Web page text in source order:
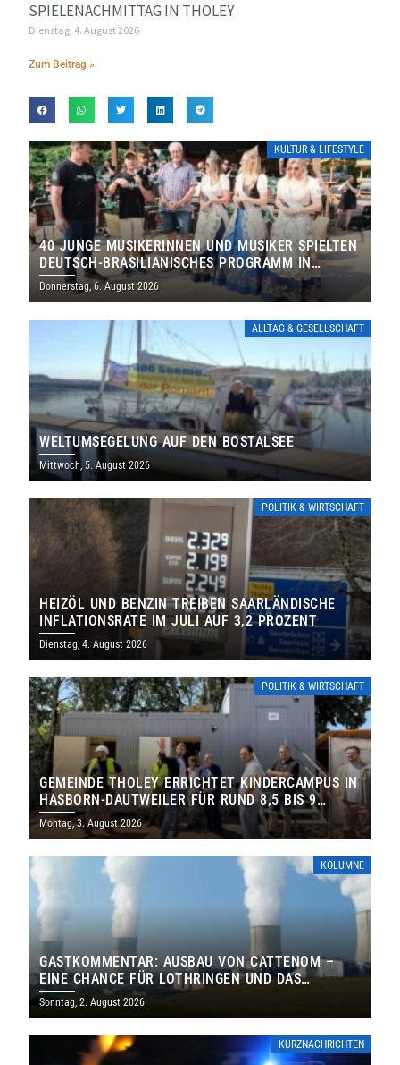
SPIELENACHMITTAG IN THOLEY
Dienstag, 4. August 2026
Zum Beitrag »
KULTUR & LIFESTYLE
40 JUNGE MUSIKERINNEN UND MUSIKER SPIELTEN
DEUTSCH-BRASILIANISCHES PROGRAMM IN
THOLEY
Donnerstag, 6. August 2026
ALLTAG & GESELLSCHAFT
WELTUMSEGELUNG AUF DEN BOSTALSEE
Mittwoch, 5. August 2026
POLITIK & WIRTSCHAFT
HEIZÖL UND BENZIN TREIBEN SAARLÄNDISCHE
INFLATIONSRATE IM JULI AUF 3,2 PROZENT
Dienstag, 4. August 2026
POLITIK & WIRTSCHAFT
GEMEINDE THOLEY ERRICHTET KINDERCAMPUS IN
HASBORN-DAUTWEILER FÜR RUND 8,5 BIS 9
MILLIONEN EURO
Montag, 3. August 2026
KOLUMNE
GASTKOMMENTAR: AUSBAU VON CATTENOM –
EINE CHANCE FÜR LOTHRINGEN UND DAS
SAARLAND
Sonntag, 2. August 2026
KURZNACHRICHTEN